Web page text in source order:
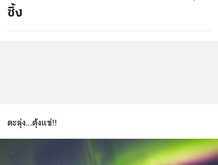
ซึ้ง
ตะลุ่ง...ตุ้งแช่!!